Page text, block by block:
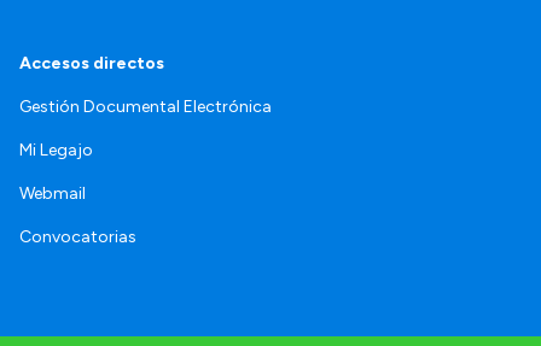
Accesos directos
Gestión Documental Electrónica
Mi Legajo
Webmail
Convocatorias